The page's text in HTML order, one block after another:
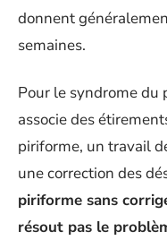
donnent
semaines.
Pour le syndrome du
associe des
piriforme, un travail
une correction des
piriforme sans
résout pas le